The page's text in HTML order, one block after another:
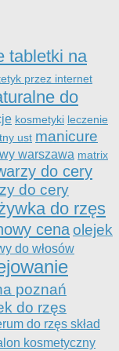
tabletki na
przez internet
do
kosmetyki leczenie
ust manicure
warszawa matrix
do cery
do cery
do rzęs
cenaolejek
do włosów
poznań
do rzęs
do rzęs skład
kosmetyczny